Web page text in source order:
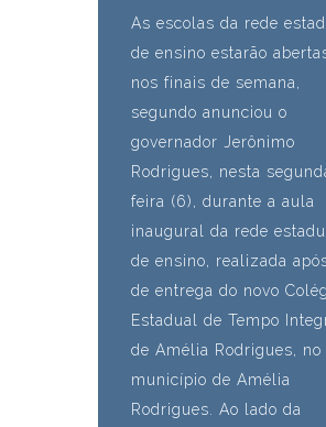
As escolas da rede
de ensino estarão
nos finais de semana,
segundo anunciou o
governador Jerônimo
Rodrigues, nesta
feira (6), durante a aula
inaugural da rede
de ensino, realizada
de entrega do novo
Estadual de Tempo
de Amélia Rodrigues, no
município de Amélia
Rodrigues. Ao lado da